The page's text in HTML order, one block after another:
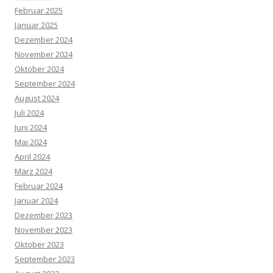
Februar 2025
Januar 2025
Dezember 2024
November 2024
Oktober 2024
September 2024
August 2024
Juli 2024
Juni 2024
Mai 2024
April 2024
März 2024
Februar 2024
Januar 2024
Dezember 2023
November 2023
Oktober 2023
September 2023